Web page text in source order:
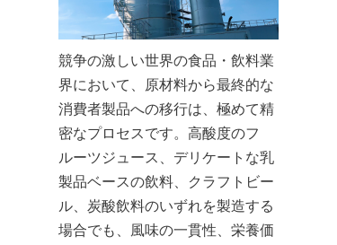
競争の激しい世界の食品・飲料業
界において、原材料から最終的な
消費者製品への移行は、極めて精
密なプロセスです。高酸度のフ
ルーツジュース、デリケートな乳
製品ベースの飲料、クラフトビー
ル、炭酸飲料のいずれを製造する
場合でも、風味の一貫性、栄養価